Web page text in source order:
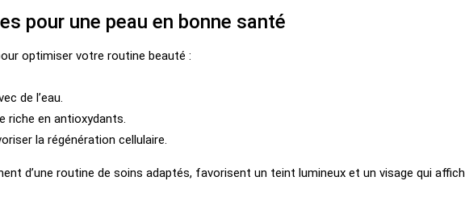
pour une peau en bonne santé
optimiser votre routine beauté :
de l’eau.
riche en antioxydants.
la régénération cellulaire.
d’une routine de soins adaptés, favorisent un teint lumineux et un visage qui